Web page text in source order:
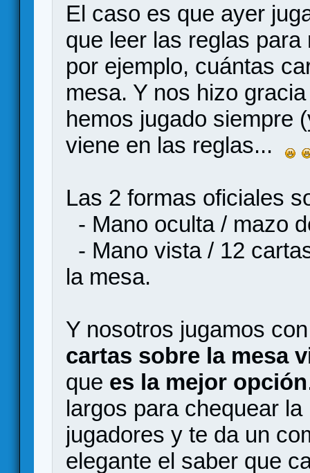
El caso es que ayer
que leer las reglas
por ejemplo, cuántas
mesa. Y nos hizo
hemos jugado siempre
viene en las reglas...
Las 2 formas oficiales
- Mano oculta / mazo
- Mano vista / 12
la mesa.
Y nosotros jugamos
cartas sobre la mesa
que es la mejor opción
largos para chequear
jugadores y te da un
elegante el saber que